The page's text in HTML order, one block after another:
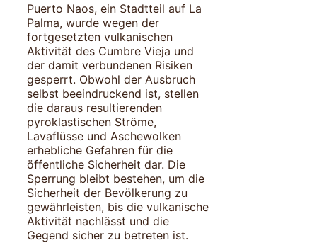
Puerto Naos, ein Stadtteil auf La
Palma, wurde wegen der
fortgesetzten vulkanischen
Aktivität des Cumbre Vieja und
der damit verbundenen Risiken
gesperrt. Obwohl der Ausbruch
selbst beeindruckend ist, stellen
die daraus resultierenden
pyroklastischen Ströme,
Lavaflüsse und Aschewolken
erhebliche Gefahren für die
öffentliche Sicherheit dar. Die
Sperrung bleibt bestehen, um die
Sicherheit der Bevölkerung zu
gewährleisten, bis die vulkanische
Aktivität nachlässt und die
Gegend sicher zu betreten ist.